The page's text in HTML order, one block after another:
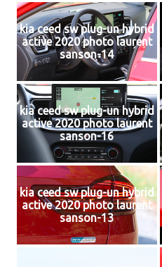
kia ceed sw plug-un hybrid
active 2020 photo laurent
sanson-14
kia ceed sw plug-un hybrid
active 2020 photo laurent
sanson-16
kia ceed sw plug-un hybrid
active 2020 photo laurent
sanson-13